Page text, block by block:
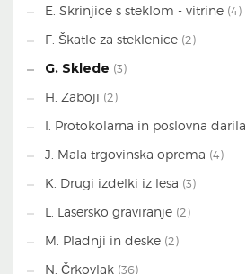
E. Skrinjice s steklom - vitrine (4)
F. Škatle za steklenice (2)
G. Sklede (3)
H. Zaboji (2)
I. Protokolarna in poslovna darila
J. Mala trgovinska oprema (4)
K. Drugi izdelki iz lesa (3)
L. Lasersko graviranje (2)
M. Pladnji in deske (2)
N. Črkovlak (36)